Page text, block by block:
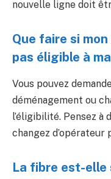
nouvelle ligne doit
Que faire si
pas éligible à
Vous pouvez
déménagement ou
l’éligibilité. Pensez à
changez
La fibre est-elle